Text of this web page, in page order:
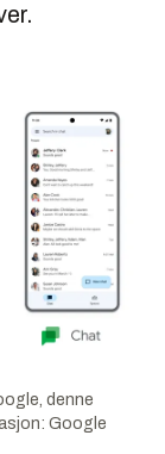
denne
Google